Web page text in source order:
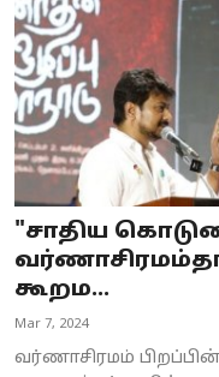
"சாதிய
கூறம...
Mar 7, 2024
வர்ணாசிரமம்